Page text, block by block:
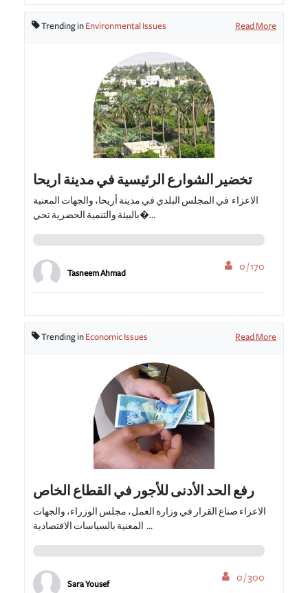
Trending in Environmental Issues Read More
تخضير الشوارع الرئيسية في مدينة اريحا
الاعزاء في المجلس البلدي في مدينة أريحا، والجهات المعنية
بالبيئة والتنمية الحضرية تحي�...
Tasneem Ahmad
0 / 170
Trending in Economic Issues Read More
رفع الحد الأدنى للأجور في القطاع الخاص
الاعزاء صناع القرار في وزارة العمل، مجلس الوزراء، والجهات
المعنية بالسياسات الاقتصادية ...
Sara Yousef
0 / 300